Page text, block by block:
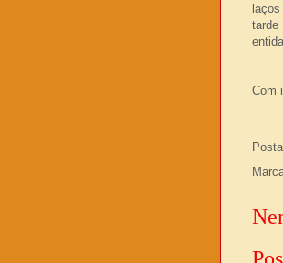
Com